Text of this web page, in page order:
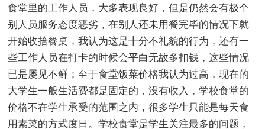
食堂里的工作人员，大多表现良好，但是仍然会有极个
别人员服务态度恶劣，在别人还未用餐完毕的情况下就
开始收拾餐桌，我认为这是十分不礼貌的行为，还有一
些工作人员在打卡的时候会平白无故多扣钱，这些情况
已是屡见不鲜；至于食堂饭菜价格我认为过高，现在的
大学生一般生活费都是固定的，没有收入，学校食堂的
价格不在学生承受的范围之内，很多学生只能是每天食
用素菜的方式度日。学校食堂是学生关注最多的问题，